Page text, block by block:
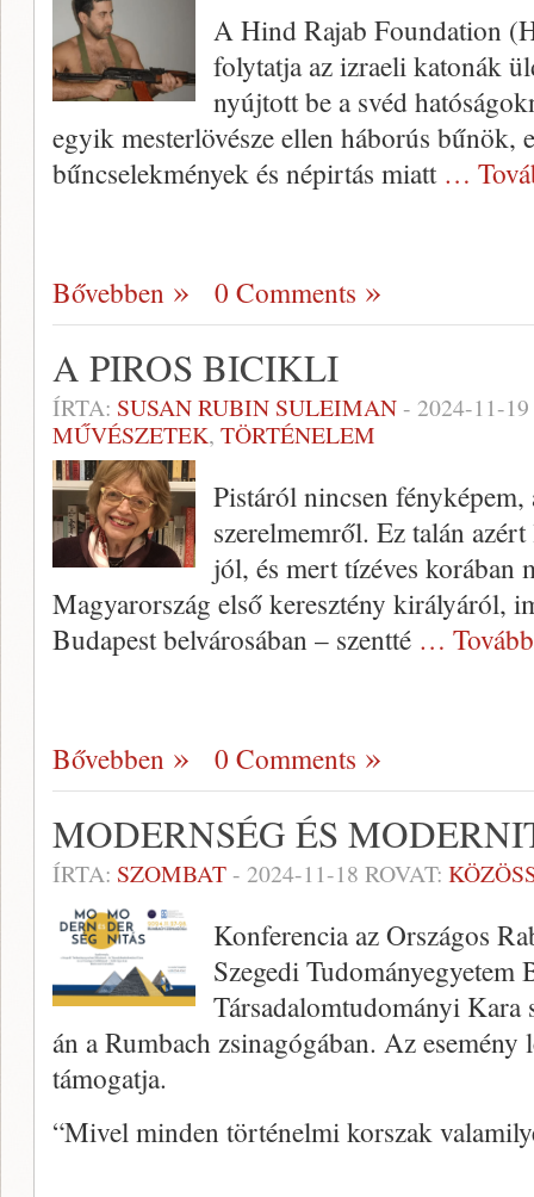
A Hind Rajab Foundation
folytatja az izraeli katonák
nyújtott be a svéd
egyik mesterlövésze ellen háborús bűnök,
bűncselekmények és népirtás miatt …
Bővebben 0 Comments
A PIROS BICIKLI
ÍRTA: SUSAN RUBIN SULEIMAN- 2024-11-19
MŰVÉSZETEK, TÖRTÉNELEM
Pistáról nincsen
szerelmemről. Ez talán
jól, és mert tízéves korában
Magyarország első keresztény királyáról,
Budapest belvárosában – szentté …
Bővebben 0 Comments
MODERNSÉG ÉS
ÍRTA: SZOMBAT- 2024-11-18 ROVAT:
Konferencia az Országos
Szegedi Tudományegyetem
Társadalomtudományi Kara
án a Rumbach zsinagógában. Az
támogatja.
“Mivel minden történelmi korszak